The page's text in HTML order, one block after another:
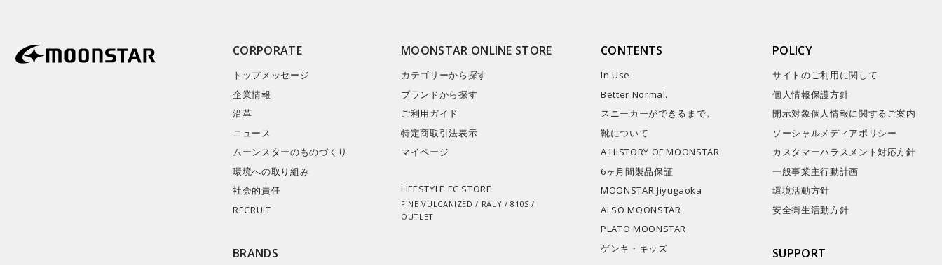
CORPORATE
トップメッセージ
企業情報
沿革
ニュース
ムーンスターのものづくり
環境への取り組み
社会的責任
RECRUIT
BRANDS
MOONSTAR ONLINE STORE
カテゴリーから探す
ブランドから探す
ご利用ガイド
特定商取引法表示
マイページ​
LIFESTYLE EC STORE
FINE VULCANIZED / RALY / 810S /
OUTLET
CONTENTS
In Use
Better Normal.
スニーカーができるまで。
靴について
A HISTORY OF MOONSTAR
6ヶ月間製品保証
MOONSTAR Jiyugaoka
ALSO MOONSTAR
PLATO MOONSTAR
ゲンキ・キッズ
POLICY
サイトのご利用に関して
個人情報保護方針
開示対象個人情報に関するご案内
ソーシャルメディアポリシー
カスタマーハラスメント対応方針
一般事業主行動計画
環境活動方針
安全衛生活動方針
SUPPORT